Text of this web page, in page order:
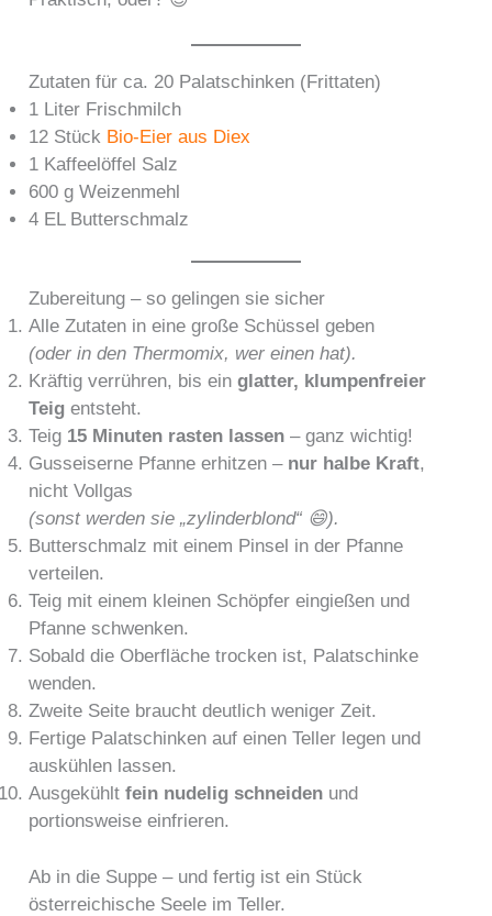
Zutaten für ca. 20 Palatschinken (Frittaten)
1 Liter Frischmilch
12 Stück Bio-Eier aus Diex
1 Kaffeelöffel Salz
600 g Weizenmehl
4 EL Butterschmalz
Zubereitung – so gelingen sie sicher
Alle Zutaten in eine große Schüssel geben
(oder in den Thermomix, wer einen hat).
Kräftig verrühren, bis einglatter, klumpenfreier
Teig entsteht.
Teig 15 Minuten rasten lassen – ganz wichtig!
Gusseiserne Pfanne erhitzen – nur halbe Kraft,
nicht Vollgas
(sonst werden sie „zylinderblond“ 😄).
Butterschmalz mit einem Pinsel in der Pfanne
verteilen.
Teig mit einem kleinen Schöpfer eingießen und
Pfanne schwenken.
Sobald die Oberfläche trocken ist, Palatschinke
wenden.
Zweite Seite braucht deutlich weniger Zeit.
Fertige Palatschinken auf einen Teller legen und
auskühlen lassen.
Ausgekühltfein nudelig schneiden und
portionsweise einfrieren.
Ab in die Suppe – und fertig ist ein Stück
österreichische Seele im Teller.